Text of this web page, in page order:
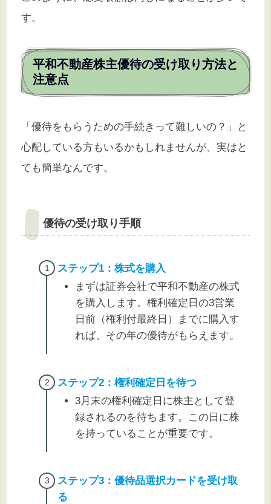
す。
平和不動産株主優待の受け取り方法と
注意点
「優待をもらうための手続きって難しいの？」と
心配している方もいるかもしれませんが、実はと
ても簡単なんです。
優待の受け取り手順
ステップ1：株式を購入
まずは証券会社で平和不動産の株式
を購入します。権利確定日の3営業
日前（権利付最終日）までに購入す
れば、その年の優待がもらえます。
ステップ2： 権利 確定日を待つ
3月末の権利確定日に株主として登
録されるのを待ちます。この日に株
を持っていることが重要です。
ステップ3：優待品選択カードを受け取
る